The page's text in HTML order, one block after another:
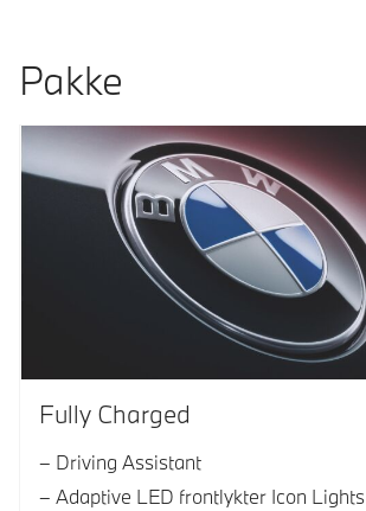
Pakke
Fully Charged
Driving Assistant
Adaptive LED frontlykter Icon Lights